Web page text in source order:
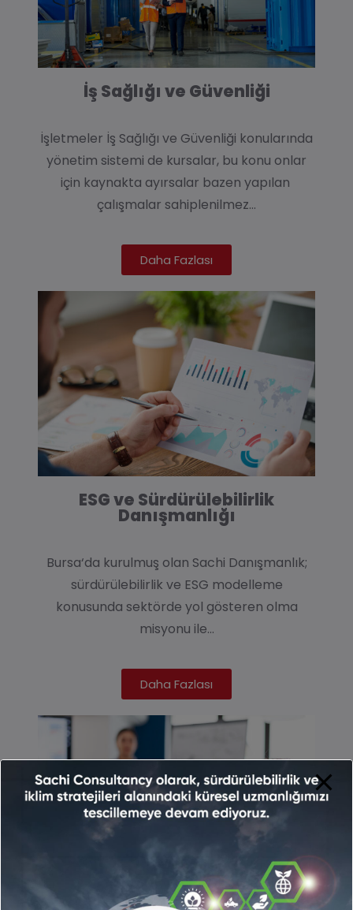
İş Sağlığı ve Güvenliği
İşletmeler İş Sağlığı ve Güvenliği konularında
yönetim sistemi de kursalar, bu konu onlar
için kaynakta ayırsalar bazen yapılan
çalışmalar sahiplenilmez…
Daha Fazlası
ESG ve Sürdürülebilirlik
Danışmanlığı
Bursa‘da kurulmuş olan Sachi Danışmanlık;
sürdürülebilirlik ve ESG modelleme
konusunda sektörde yol gösteren olma
misyonu ile…
Daha Fazlası